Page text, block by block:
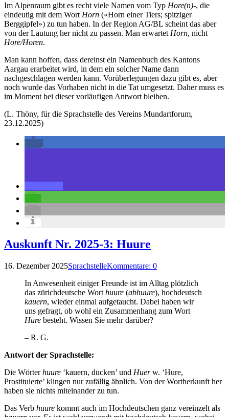
Im Alpenraum gibt es recht viele Namen vom Typ Hore(n)-, die
eindeutig mit dem Wort Horn («Horn einer Tiers; spitziger
Berggipfel») zu tun haben. In der Region AG/BL scheint das aber
von der Lautung her nicht zu passen. Man erwartet Horn, nicht
Hore/Horen.
Man kann hoffen, dass dereinst ein Namenbuch des Kantons
Aargau erarbeitet wird, in dem ein solcher Name dann
nachgeschlagen werden kann. Vorüberlegungen dazu gibt es, aber
noch wurde das Vorhaben nicht in die Tat umgesetzt. Daher muss es
im Moment bei dieser vorläufigen Antwort bleiben.
(L. Thöny, für die Sprachstelle des Vereins Mundartforum,
23.12.2025)
Auskunft Nr. 2025-3: Huure
16. Dezember 2025SprachstelleKommentare: 0
In Anwesenheit einiger Freunde ist im Alltag plötzlich
das zürichdeutsche Wort huure (abhuure), hochdeutsch
kauern, wieder einmal aufgetaucht. Dabei haben wir
uns gefragt, ob wohl ein Zusammenhang zum Wort
Hure besteht. Wissen Sie mehr darüber?
– R. G.
Antwort der Sprachstelle:
Die Wörterhuure ‘kauern, ducken’ und Huerw. ‘Hure,
Prostituierte’ klingen nur zufällig ähnlich. Von der Wortherkunft her
haben sie nichts miteinander zu tun.
Das Verb huure kommt auch im Hochdeutschen ganz vereinzelt als